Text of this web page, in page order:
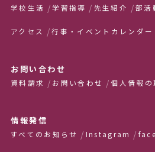
学校生活 学習指導 先生紹介 部活
アクセス 行事・イベントカレンダー
お問い合わせ
資料請求 お問い合わせ 個人情報の
情報発信
すべてのお知らせ Instagram